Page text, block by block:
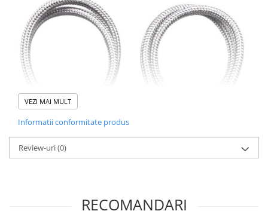
VEZI MAI MULT
Informatii conformitate produs
Review-uri(0)
RECOMANDARI